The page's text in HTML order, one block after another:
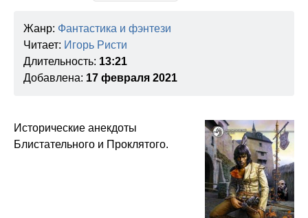
Жанр: Фантастика и фэнтези
Читает: Игорь Ристи
Длительность: 13:21
Добавлена: 17 февраля 2021
Исторические анекдоты
Блистательного и Проклятого.